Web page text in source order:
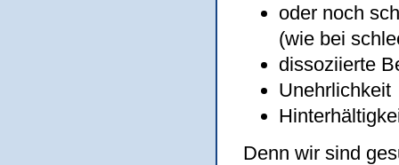
oder noch
(wie bei
dissoziierte
Unehrlichkeit
Denn wir sind